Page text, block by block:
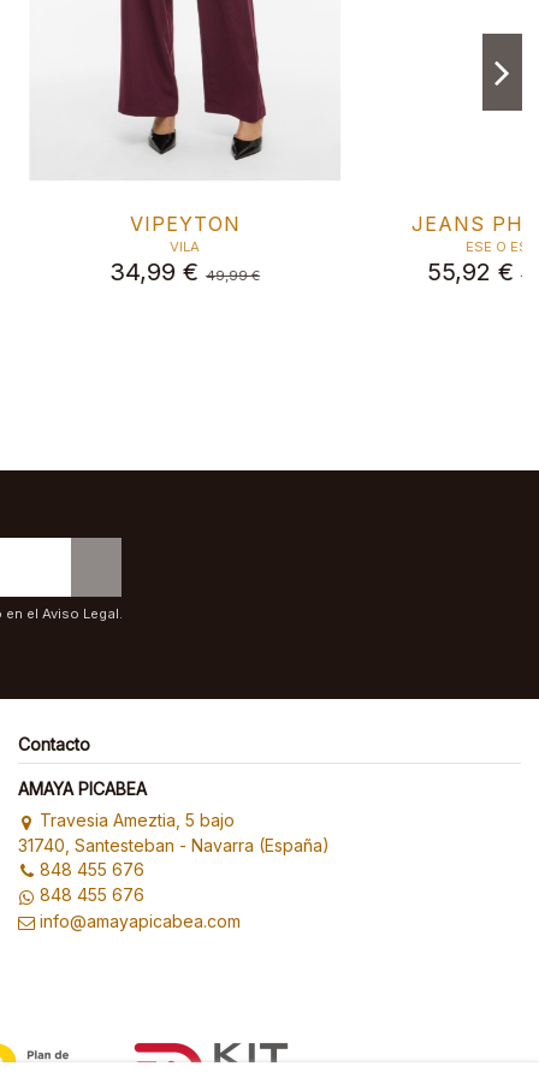
59,99 €
VIKELLY STRAIGHT FIG
el Aviso Legal.
Contacto
AMAYA PICABEA
Travesia Ameztia, 5 bajo
31740, Santesteban - Navarra (España)
848 455 676
848 455 676
info@amayapicabea.com